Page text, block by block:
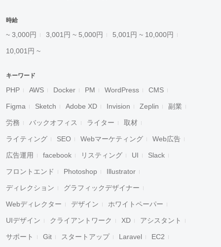
時給
~ 3,000円 3,001円 ~ 5,000円 5,001円 ~ 10,000円
10,001円 ~
キーワード
PHP AWS Docker PM WordPress CMS
Figma Sketch Adobe XD Invision Zeplin 副業
労務 バックオフィス ライター 取材
ライティング SEO Webマーケティング Web広告
広告運用 facebook リスティング UI Slack
フロントエンド Photoshop Illustrator
ディレクション グラフィックデザイナー
Webディレクター デザイン ホワイトペーパー
UIデザイン クライアントワーク XD アシスタント
サポート Git スタートアップ Laravel EC2